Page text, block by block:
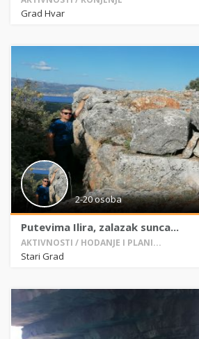
Grad Hvar
2-20 osoba
Putevima Ilira, zalazak sunca...
AKTIVNOSTI / HODANJE I PLANI...
Stari Grad